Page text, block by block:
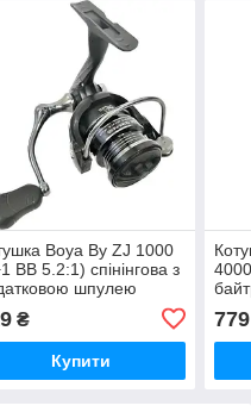
Boya By ZJ 1000
BB 5.2:1) спінінгова з
шпулею
₴
Купити
779